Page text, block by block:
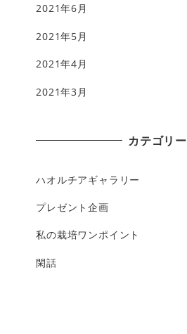
2021年6月
2021年5月
2021年4月
2021年3月
カテゴリー
ハオルチアギャラリー
プレゼント企画
私の栽培ワンポイント
閑話